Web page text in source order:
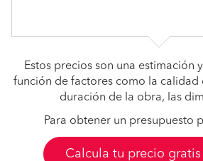
Estos precios son una estimación
función de factores como la calidad
duración de la obra, las
Para obtener un presupuesto
Calcula tu precio gratis